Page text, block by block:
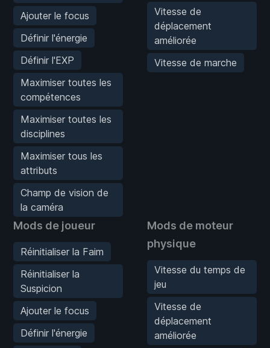
Ajouter le focus
Définir l'énergie
Définir l'EXP
Maximiser toutes les
compétences
Maximiser toutes les
disciplines
Maximiser tous les
attributs
Champ de vision de
la caméra
Vitesse de
déplacement
améliorée
Vitesse de marche
Mods de joueur
Réinitialiser la Faim
Réinitialiser la
Suspicion
Ajouter le focus
Définir l'énergie
Mods de moteur
physique
Vitesse du temps de
jeu
Vitesse de
déplacement
améliorée